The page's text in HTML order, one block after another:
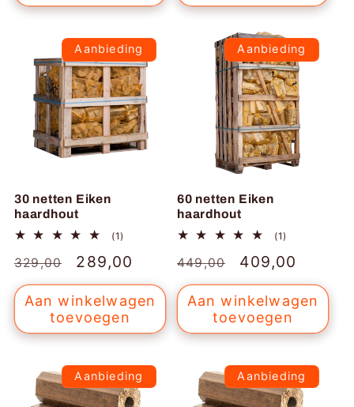
Aanbieding
30 netten Eiken
haardhout
(1)
aantal
Normale
prijs
329,00 Aanbiedingsprijs
289,00
Aan winkelwagen
toevoegen
Aanbieding
60 netten Eiken
haardhout
(1)
aantal
Normale
prijs
449,00 409,00
Aan winkelwagen
toevoegen
Aanbieding Aanbieding